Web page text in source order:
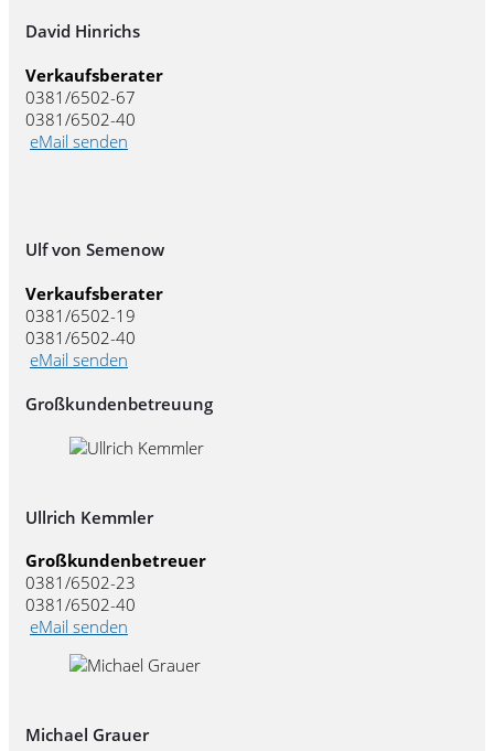
David Hinrichs
Verkaufsberater
0381/6502-67
0381/6502-40
eMail senden
Ulf von Semenow
Verkaufsberater
0381/6502-19
0381/6502-40
eMail senden
Großkundenbetreuung
Ullrich Kemmler
Großkundenbetreuer
0381/6502-23
0381/6502-40
eMail senden
Michael Grauer